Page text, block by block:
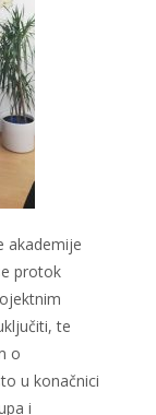
akademije
protok
te
o
u konačnici
i